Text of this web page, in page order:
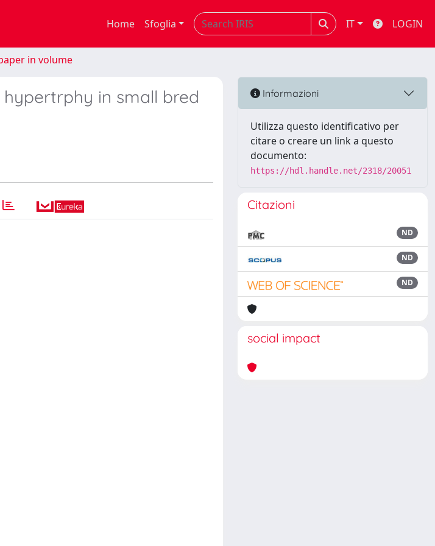
Home Sfoglia IT LOGIN
in volume
in small bred
Informazioni
Utilizza questo identificativo per
citare o creare un link a questo
documento:
https://hdl.handle.net/2318/20051
Citazioni
ND
ND
ND
social impact